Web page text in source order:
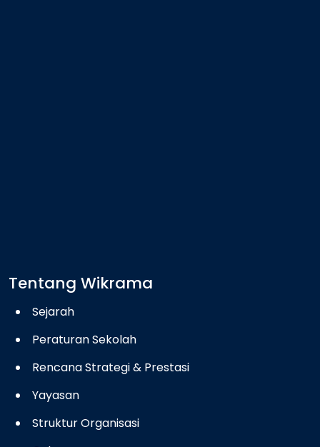
Tentang Wikrama
Sejarah
Peraturan Sekolah
Rencana Strategi & Prestasi
Yayasan
Struktur Organisasi